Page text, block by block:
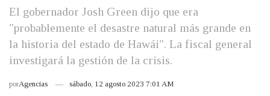
El gobernador Josh Green dijo que era
"probablemente el desastre natural más grande en
la historia del estado de Hawái". La fiscal general
investigará la gestión de la crisis.
porAgencias sábado, 12 agosto 2023 7:01 AM